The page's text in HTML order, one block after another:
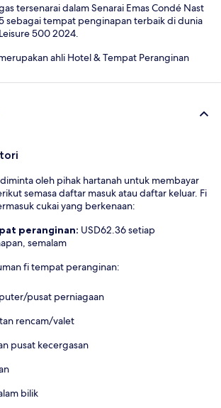
tersenarai dalam Senarai Emas Condé Nast
sebagai tempat penginapan terbaik di dunia
500 2024.
ahli Hotel & Tempat Peranginan
oleh pihak hartanah untuk membayar
semasa daftar masuk atau daftar keluar. Fi
cukai yang berkenaan:
peranginan: USD62.36 setiap
semalam
fi tempat peranginan:
pusat perniagaan
rencam/valet
pusat kecergasan
bilik